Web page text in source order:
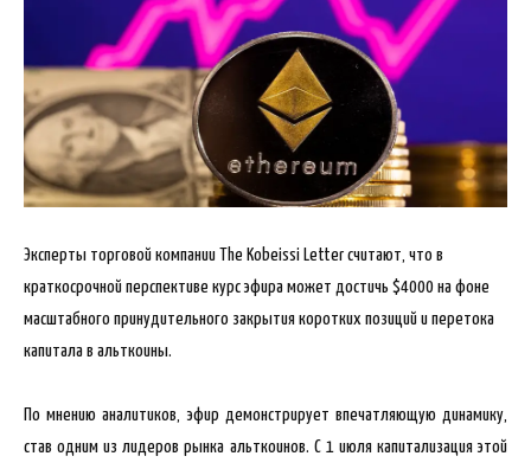
Эксперты торговой компании The Kobeissi Letter считают, что в
краткосрочной перспективе курс эфира может достичь $4000 на фоне
масштабного принудительного закрытия коротких позиций и перетока
капитала в альткоины.
По мнению аналитиков, эфир демонстрирует впечатляющую динамику,
став одним из лидеров рынка альткоинов. С 1 июля капитализация этой